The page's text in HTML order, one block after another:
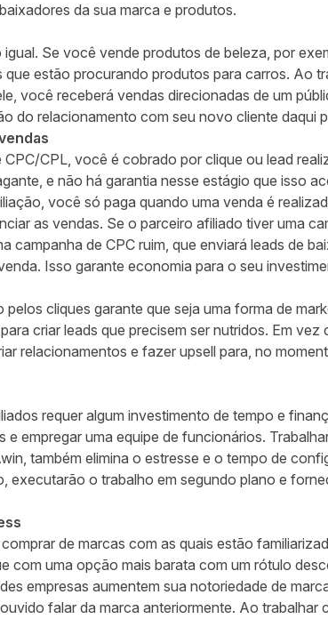
da sua marca e produtos.
Se você vende produtos de beleza, por
estão procurando produtos para carros. Ao
você receberá vendas direcionadas de um
do relacionamento com seu novo cliente daqui
CPL, você é cobrado por clique ou lead
e não há garantia nesse estágio que isso
você só paga quando uma venda é
as vendas. Se o parceiro afiliado tiver uma
campanha de CPC ruim, que enviará leads de
Isso garante economia para o seu
cliques garante que seja uma forma de
criar leads que precisem ser nutridos. Em
relacionamentos e fazer upsell para, no
requer algum investimento de tempo e
e empregar uma equipe de funcionários.
também elimina o estresse e o tempo de
executarão o trabalho em segundo plano e
de marcas com as quais estão
com uma opção mais barata com um rótulo
empresas aumentem sua notoriedade de
falar da marca anteriormente. Ao trabalhar